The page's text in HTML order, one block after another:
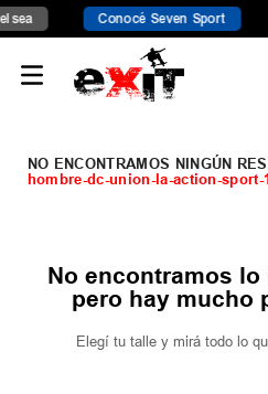
Conocé Seven Sport
hombre-dc-union-la-action-sport-
No encontramos
pero hay mucho
Elegí tu talle y mirá todo lo